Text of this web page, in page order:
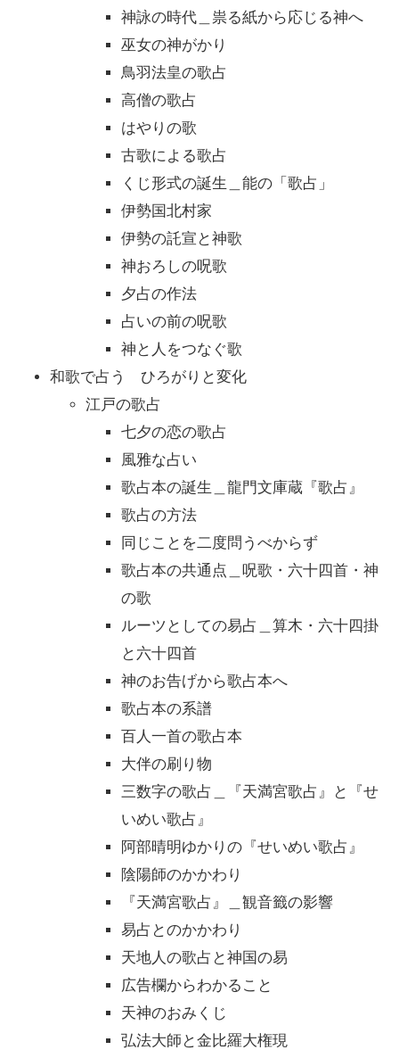
神詠の時代＿祟る紙から応じる神へ
巫女の神がかり
鳥羽法皇の歌占
高僧の歌占
はやりの歌
古歌による歌占
くじ形式の誕生＿能の「歌占」
伊勢国北村家
伊勢の託宣と神歌
神おろしの呪歌
夕占の作法
占いの前の呪歌
神と人をつなぐ歌
和歌で占う ひろがりと変化
江戸の歌占
七夕の恋の歌占
風雅な占い
歌占本の誕生＿龍門文庫蔵『歌占』
歌占の方法
同じことを二度問うべからず
歌占本の共通点＿呪歌・六十四首・神
の歌
ルーツとしての易占＿算木・六十四掛
と六十四首
神のお告げから歌占本へ
歌占本の系譜
百人一首の歌占本
大伴の刷り物
三数字の歌占＿『天満宮歌占』と『せ
いめい歌占』
阿部晴明ゆかりの『せいめい歌占』
陰陽師のかかわり
『天満宮歌占』＿観音籤の影響
易占とのかかわり
天地人の歌占と神国の易
広告欄からわかること
天神のおみくじ
弘法大師と金比羅大権現